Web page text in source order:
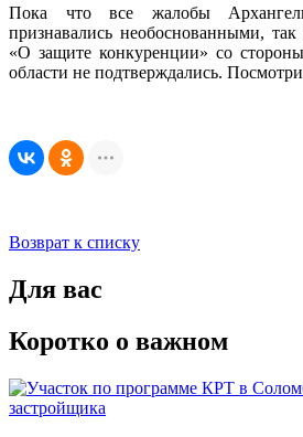
Пока что все жалобы
признавались необоснованными,
«О защите конкуренции» со
области не подтверждались.
Возврат к списку
Для вас
Коротко о важном